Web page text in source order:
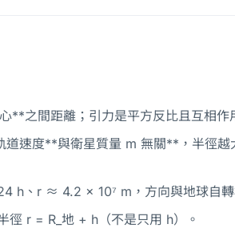
**之間距離；引力是平方反比且互相作
速度**與衛星質量 m 無關**，半徑越
h、r ≈ 4.2 × 10⁷ m，方向與地球自轉
徑 r = R_地 + h（不是只用 h）。